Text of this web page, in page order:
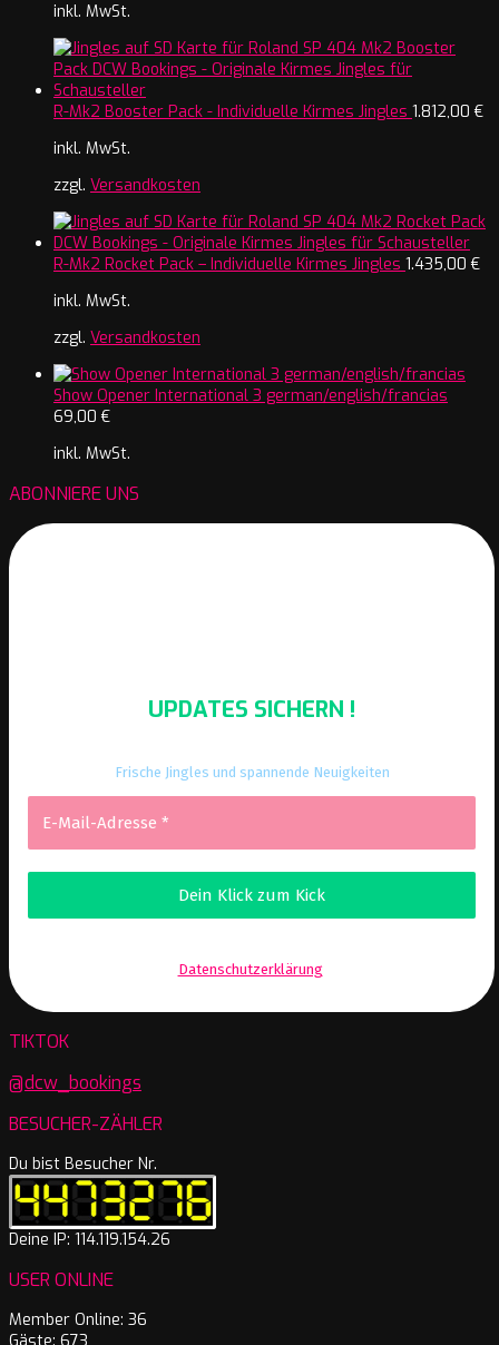
inkl. MwSt.
R-Mk2 Booster Pack - Individuelle Kirmes Jingles 1.812,00 €
inkl. MwSt.
zzgl. Versandkosten
R-Mk2 Rocket Pack – Individuelle Kirmes Jingles 1.435,00 €
inkl. MwSt.
zzgl. Versandkosten
Show Opener International 3 german/english/francias
69,00 €
inkl. MwSt.
ABONNIERE UNS
UPDATES SICHERN !
Frische Jingles und spannende Neuigkeiten
Datenschutzerklärung.
TIKTOK
@dcw_bookings
BESUCHER-ZÄHLER
Du bist Besucher Nr.
Deine IP: 114.119.154.26
USER ONLINE
Member Online: 36
Gäste: 673